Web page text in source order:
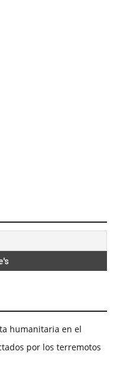
humanitaria en el
por los terremotos